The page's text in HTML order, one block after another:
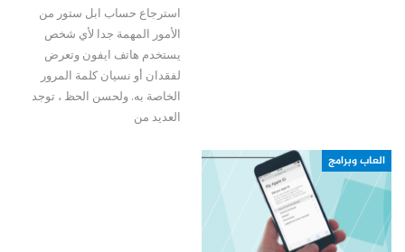
استرجاع حساب ابل ستور من
الأمور المهمة جدا لأي شخص
يستخدم هاتف ايفون وتعرض
لفقدان أو نسيان كلمة المرور
الخاصة به. ولحسن الحظ ، توجد
العديد من
العاب وبرامج